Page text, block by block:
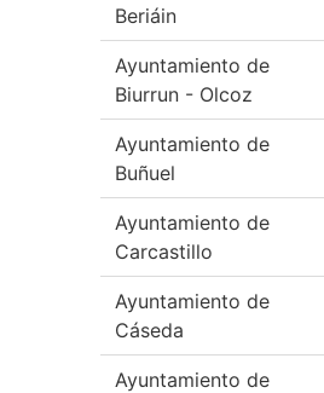
Beriáin
Ayuntamiento de
Biurrun - Olcoz
Ayuntamiento de
Buñuel
Ayuntamiento de
Carcastillo
Ayuntamiento de
Cáseda
Ayuntamiento de